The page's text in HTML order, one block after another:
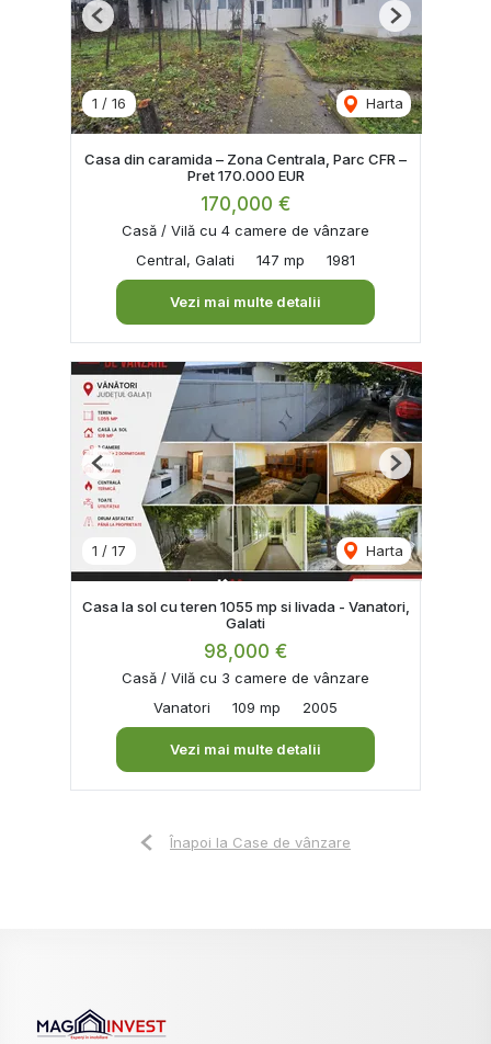
1 / 16 Harta
Previous Next
Casa din caramida – Zona Centrala, Parc CFR –
Pret 170.000 EUR
170,000 €
Casă / Vilă cu 4 camere de vânzare
Central, Galati
147 mp 1981
Vezi mai multe detalii
1 / 17 Harta
Previous Next
Casa la sol cu teren 1055 mp si livada - Vanatori,
Galati
98,000 €
Casă / Vilă cu 3 camere de vânzare
Vanatori
109 mp 2005
Vezi mai multe detalii
Înapoi la Case de vânzare